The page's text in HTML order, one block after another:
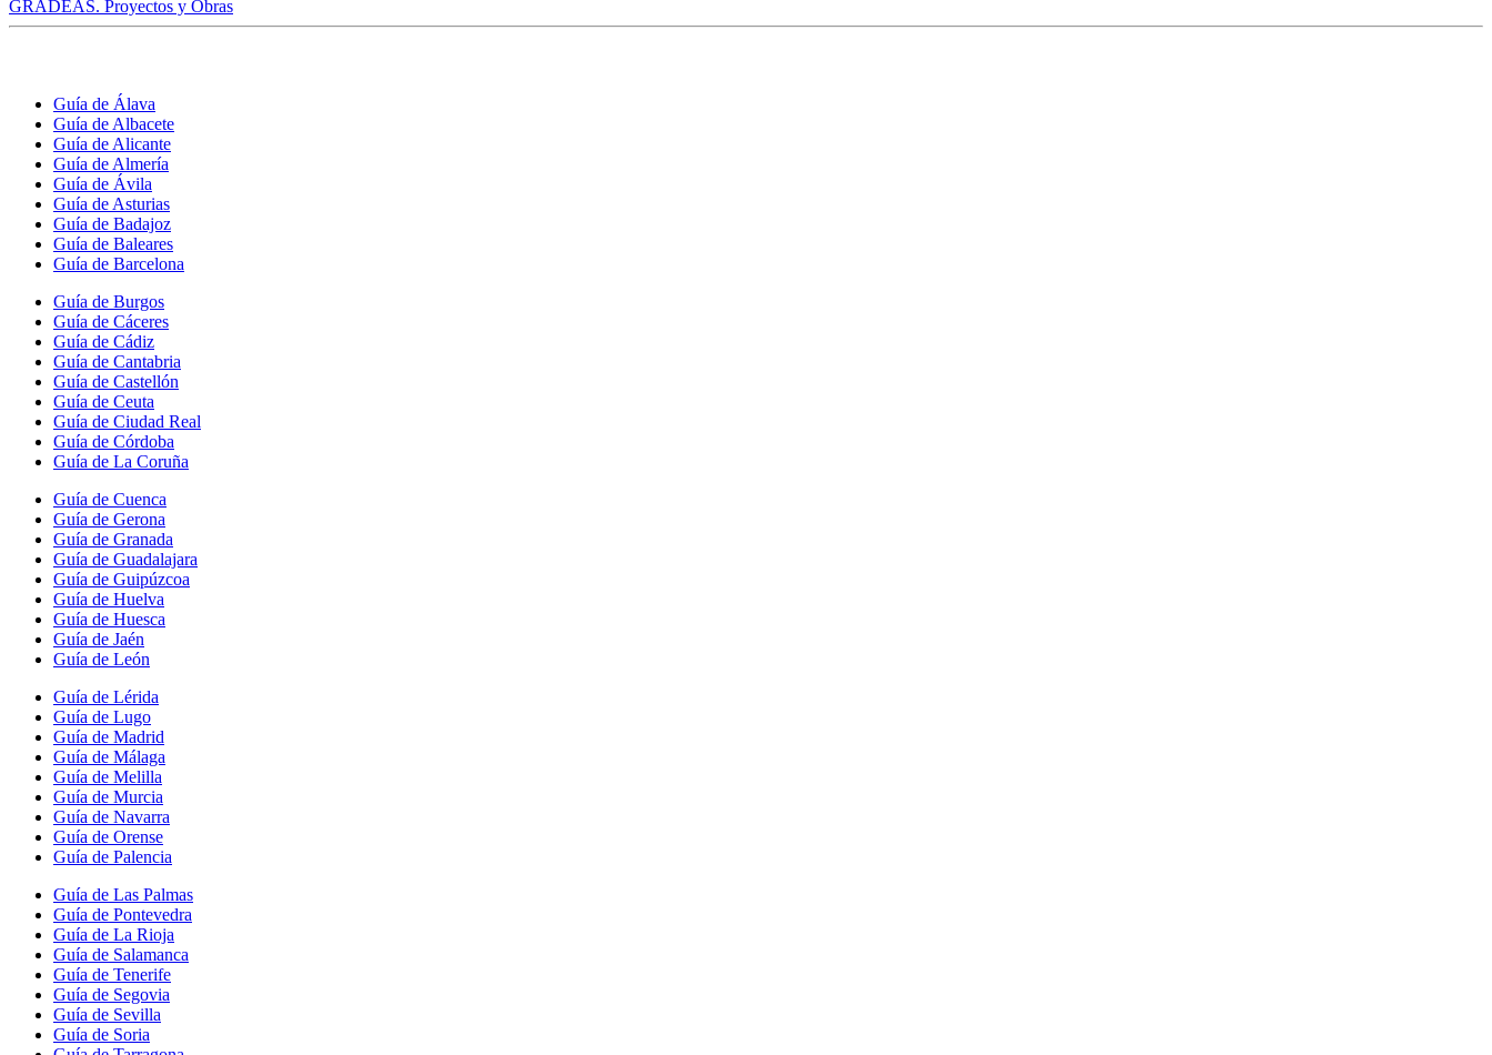
GRADEAS. Proyectos y Obras
Guía de Álava
Guía de Albacete
Guía de Alicante
Guía de Almería
Guía de Ávila
Guía de Asturias
Guía de Badajoz
Guía de Baleares
Guía de Barcelona
Guía de Burgos
Guía de Cáceres
Guía de Cádiz
Guía de Cantabria
Guía de Castellón
Guía de Ceuta
Guía de Ciudad Real
Guía de Córdoba
Guía de La Coruña
Guía de Cuenca
Guía de Gerona
Guía de Granada
Guía de Guadalajara
Guía de Guipúzcoa
Guía de Huelva
Guía de Huesca
Guía de Jaén
Guía de León
Guía de Lérida
Guía de Lugo
Guía de Madrid
Guía de Málaga
Guía de Melilla
Guía de Murcia
Guía de Navarra
Guía de Orense
Guía de Palencia
Guía de Las Palmas
Guía de Pontevedra
Guía de La Rioja
Guía de Salamanca
Guía de Tenerife
Guía de Segovia
Guía de Sevilla
Guía de Soria